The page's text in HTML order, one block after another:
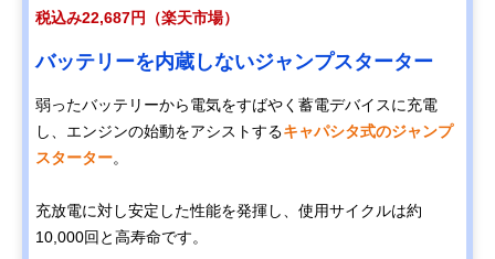
税込み22,687円（楽天市場）
バッテリーを内蔵しないジャンプスターター
弱ったバッテリーから電気をすばやく蓄電デバイスに充電
し、エンジンの始動をアシストするキャパシタ式のジャンプ
スターター。
充放電に対し安定した性能を発揮し、使用サイクルは約
10,000回と高寿命です。